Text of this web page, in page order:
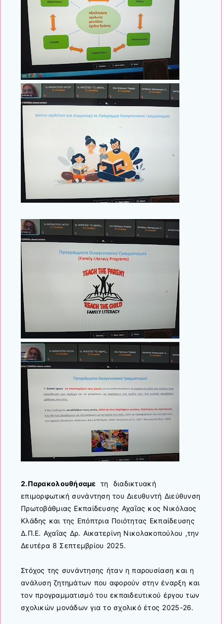
2.Παρακολουθήσαμε τη διαδικτυακή
επιμορφωτική συνάντηση του Διευθυντή Διεύθυνση
Πρωτοβάθμιας Εκπαίδευσης Αχαΐας κος Νικόλαος
Κλάδης και της Επόπτρια Ποιότητας Εκπαίδευσης
Δ.Π.Ε. Αχαΐας Δρ. Αικατερίνη Νικολακοπούλου ,την
Δευτέρα 8 Σεπτεμβρίου 2025.
Στόχος της συνάντησης ήταν η παρουσίαση και η
ανάλυση ζητημάτων που αφορούν στην έναρξη και
τον προγραμματισμό του εκπαιδευτικού έργου των
σχολικών μονάδων για το σχολικό έτος 2025-26.